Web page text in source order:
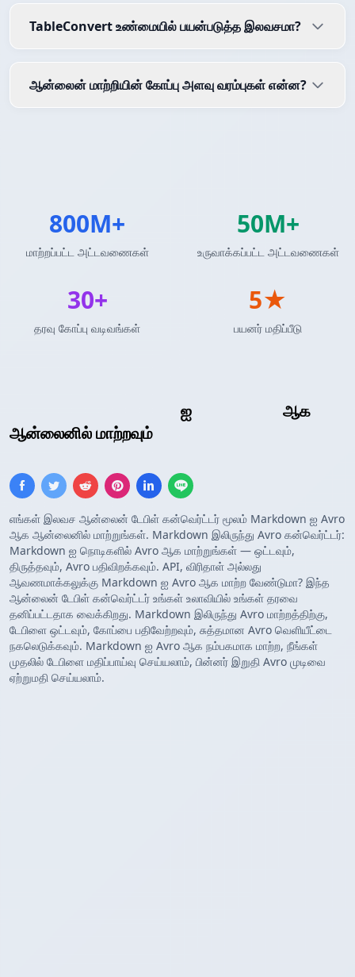
ஐ
ஆக
ஆன்லைனில் மாற்றவும்
எங்கள் இலவச ஆன்லைன் டேபிள் கன்வெர்ட்டர் மூலம் Markdown ஐ Avro
ஆக ஆன்லைனில் மாற்றுங்கள். Markdown இலிருந்து Avro கன்வெர்ட்டர்:
Markdown ஐ நொடிகளில் Avro ஆக மாற்றுங்கள் — ஒட்டவும்,
திருத்தவும், Avro பதிவிறக்கவும். API, விரிதாள் அல்லது
ஆவணமாக்கலுக்கு Markdown ஐ Avro ஆக மாற்ற வேண்டுமா? இந்த
ஆன்லைன் டேபிள் கன்வெர்ட்டர் உங்கள் உலாவியில் உங்கள் தரவை
தனிப்பட்டதாக வைக்கிறது. Markdown இலிருந்து Avro மாற்றத்திற்கு,
டேபிளை ஒட்டவும், கோப்பை பதிவேற்றவும், சுத்தமான Avro வெளியீட்டை
நகலெடுக்கவும். Markdown ஐ Avro ஆக நம்பகமாக மாற்ற, நீங்கள்
முதலில் டேபிளை மதிப்பாய்வு செய்யலாம், பின்னர் இறுதி Avro முடிவை
ஏற்றுமதி செய்யலாம்.
TableConvert உண்மையில் பயன்படுத்த இலவசமா?
ஆன்லைன் மாற்றியின் கோப்பு அளவு வரம்புகள் என்ன?
800M+
மாற்றப்பட்ட அட்டவணைகள்
50M+
உருவாக்கப்பட்ட அட்டவணைகள்
30+
தரவு கோப்பு வடிவங்கள்
5★
பயனர் மதிப்பீடு